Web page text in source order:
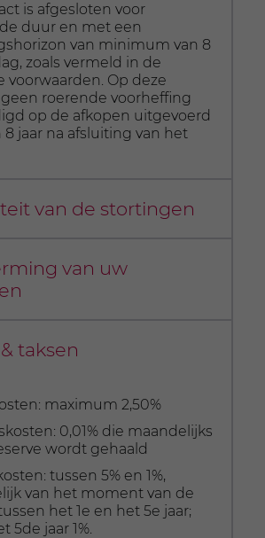
is afgesloten voor
duur en met een
van minimum van 8
zoals vermeld in de
voorwaarden. Op deze
roerende voorheffing
op de afkopen uitgevoerd
8 jaar na afsluiting van het
van de stortingen
premie bedraagt minimaal
Daarna bepaalt u zelf het
u al dan niet stort, met een
wordt gereduceerd
van uw
van het contract wijst u
u te allen tijde uw
wijzigen. Het aan de
uitgekeerde kapitaal
met de waarde van de
moment van overlijden. Bij
Capital en Belfius Invest
is ook een optionele
mogelijk.
taksen
maximum 2,50%
0,01% die maandelijks
wordt gehaald
tussen 5% en 1%,
van het moment van de
het 1e en het 5e jaar;
5de jaar 1%.